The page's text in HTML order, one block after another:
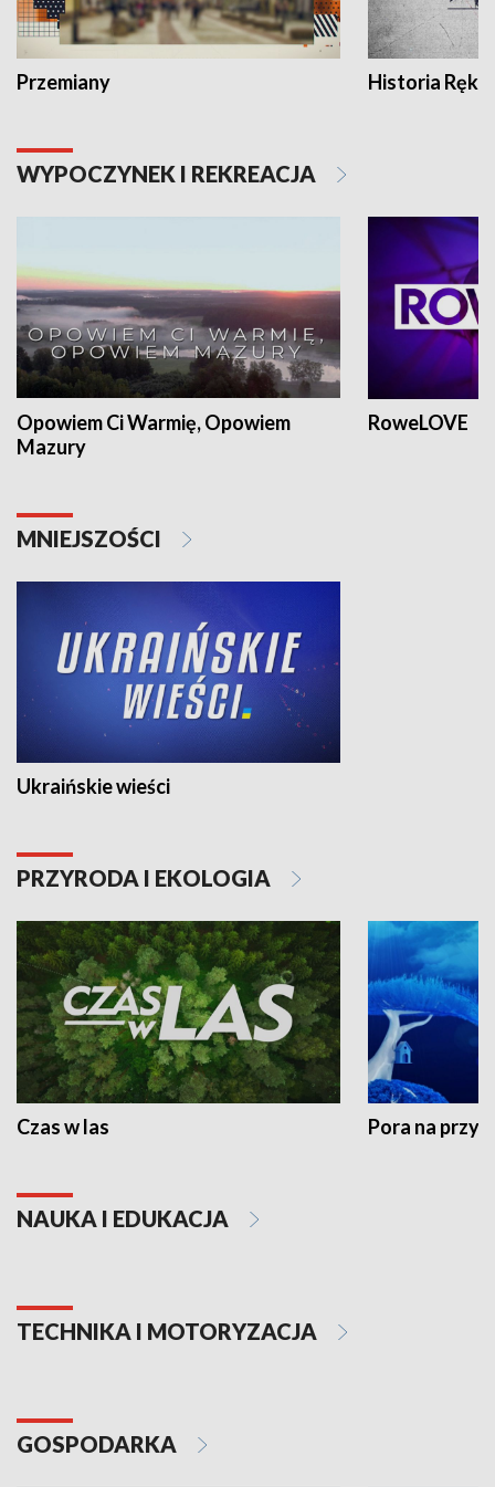
Przemiany Historia Ręką
WYPOCZYNEK I REKREACJA
Opowiem Ci Warmię, Opowiem
Mazury
RoweLOVE
MNIEJSZOŚCI
Ukraińskie wieści
PRZYRODA I EKOLOGIA
Czas w las Pora na
NAUKA I EDUKACJA
TECHNIKA I MOTORYZACJA
GOSPODARKA